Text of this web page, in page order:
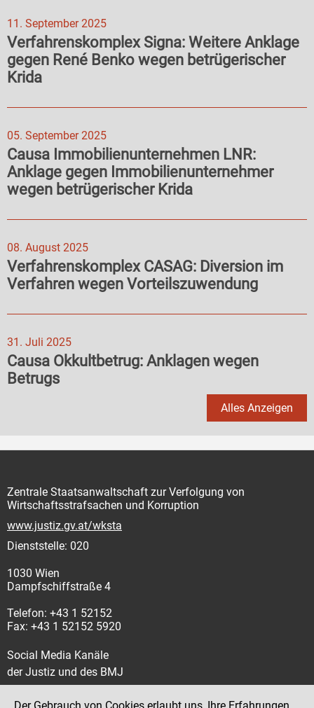
11. September 2025
Verfahrenskomplex Signa: Weitere Anklage
gegen René Benko wegen betrügerischer
Krida
05. September 2025
Causa Immobilienunternehmen LNR:
Anklage gegen Immobilienunternehmer
wegen betrügerischer Krida
08. August 2025
Verfahrenskomplex CASAG: Diversion im
Verfahren wegen Vorteilszuwendung
31. Juli 2025
Causa Okkultbetrug: Anklagen wegen
Betrugs
Alles Anzeigen
Zentrale Staatsanwaltschaft zur Verfolgung von
Wirtschaftsstrafsachen und Korruption
www.justiz.gv.at/wksta
Dienststelle: 020
1030 Wien
Dampfschiffstraße 4
Telefon: +43 1 52152
Fax: +43 1 52152 5920
Social Media Kanäle
der Justiz und des BMJ